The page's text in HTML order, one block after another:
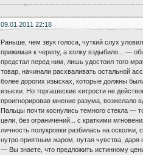
09.01.2011 22:18
Раньше, чем звук голоса, чуткий слух
прижимая к черепу, а холку вздыбило... —
предстал перед ним, лишь удостоил того
товар, начинали расхваливать остальной
более дорогих изысках, которые должны
изыски. Но торгашеские хитрости не
проигнорировав мнение разума, возжелало
Пальцы почти коснулись темного стекла —
цели, без ограничений... с краткими
личность полукровки разбилась на
нутро приятным жаром, путая чувства, даря
— Вы знаете, что предложить истинному